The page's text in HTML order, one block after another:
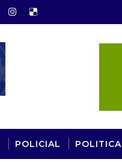
POLICIAL POLITICA